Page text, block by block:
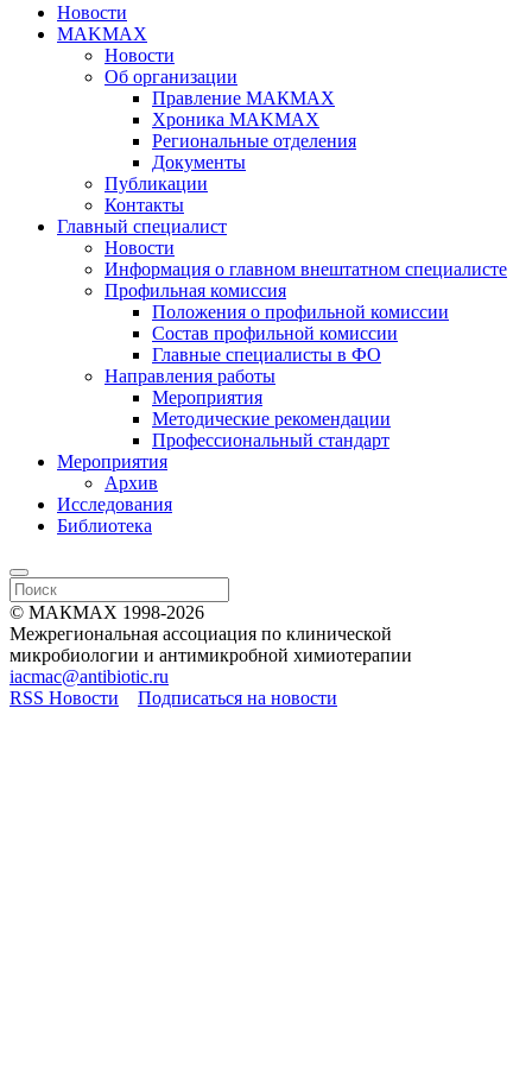
Новости
MAKMAX
Новости
Об организации
Правление МАКМАХ
Хроника MAKMAX
Региональные отделения
Документы
Публикации
Контакты
Главный специалист
Новости
Информация о главном внештатном специалисте
Профильная комиссия
Положения о профильной комиссии
Состав профильной комиссии
Главные специалисты в ФО
Направления работы
Мероприятия
Методические рекомендации
Профессиональный стандарт
Мероприятия
Архив
Исследования
Библиотека
© МАКМАХ 1998-2026
Межрегиональная ассоциация по клинической
микробиологии и антимикробной химиотерапии
iacmac@antibiotic.ru
RSS Новости
Подписаться на новости